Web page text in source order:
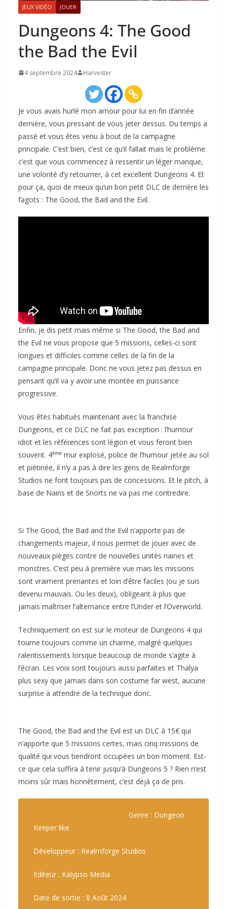
JEUX VIDÉO JOUER
Dungeons 4: The Good
the Bad the Evil
4 septembre 2024 Harvester
Je vous avais hurlé mon amour pour lui en fin d’année
dernière, vous pressant de vous jeter dessus. Du temps a
passé et vous êtes venu à bout de la campagne
principale. C’est bien, c’est ce qu’il fallait mais le problème
c’est que vous commencez à ressentir un léger manque,
une volonté d’y retourner, à cet excellent Dungeons 4. Et
pour ça, quoi de mieux qu’un bon petit DLC de derrière les
fagots : The Good, the Bad and the Evil.
Enfin, je dis petit mais même si The Good, the Bad and
the Evil ne vous propose que 5 missions, celles-ci sont
longues et difficiles comme celles de la fin de la
campagne principale. Donc ne vous jetez pas dessus en
pensant qu’il va y avoir une montée en puissance
progressive.
Vous êtes habitués maintenant avec la franchise
Dungeons, et ce DLC ne fait pas exception : l’humour
idiot et les références sont légion et vous feront bien
souvent. 4ème mur explosé, police de l’humour jetée au sol
et piétinée, il n’y a pas à dire les gens de Realmforge
Studios ne font toujours pas de concessions. Et le pitch, à
base de Nains et de Snorts ne va pas me contredire.
Si The Good, the Bad and the Evil n’apporte pas de
changements majeur, il nous permet de jouer avec de
nouveaux pièges contre de nouvelles unités naines et
monstres. C’est peu à première vue mais les missions
sont vraiment prenantes et loin d’être faciles (ou je suis
devenu mauvais. Ou les deux), obligeant à plus que
jamais maîtriser l’alternance entre l’Under et l’Overworld.
Techniquement on est sur le moteur de Dungeons 4 qui
tourne toujours comme un charme, malgré quelques
ralentissements lorsque beaucoup de monde s’agite à
l’écran. Les voix sont toujours aussi parfaites et Thalya
plus sexy que jamais dans son costume far west, aucune
surprise à attendre de la technique donc.
The Good, the Bad and the Evil est un DLC à 15€ qui
n’apporte que 5 missions certes, mais cinq missions de
qualité qui vous tiendront occupées un bon moment. Est-
ce que cela suffira à tenir jusqu’à Dungeons 5 ? Rien n’est
moins sûr mais honnêtement, c’est déjà ça de pris.
Genre : Dungeon
Keeper like
Développeur : Realmforge Studios
Editeur : Kalypso Media
Date de sortie : 8 Août 2024